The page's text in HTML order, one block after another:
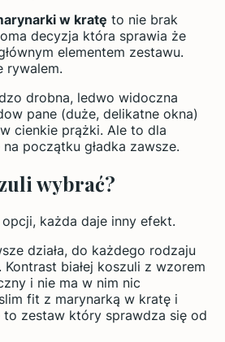
w kratę to nie brak
decyzja która sprawia że
elementem zestawu.
rywalem.
drobna, ledwo widoczna
pane (duże, delikatne okna)
cienkie prążki. Ale to dla
początku gładka zawsze.
wybrać?
każda daje inny efekt.
działa, do każdego rodzaju
białej koszuli z wzorem
i nie ma w nim nic
fit z marynarką w kratę i
zestaw który sprawdza się od